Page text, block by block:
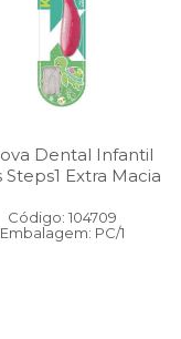
Dental Infantil
Steps1 Extra Macia
Código: 104709
Embalagem: PC/1